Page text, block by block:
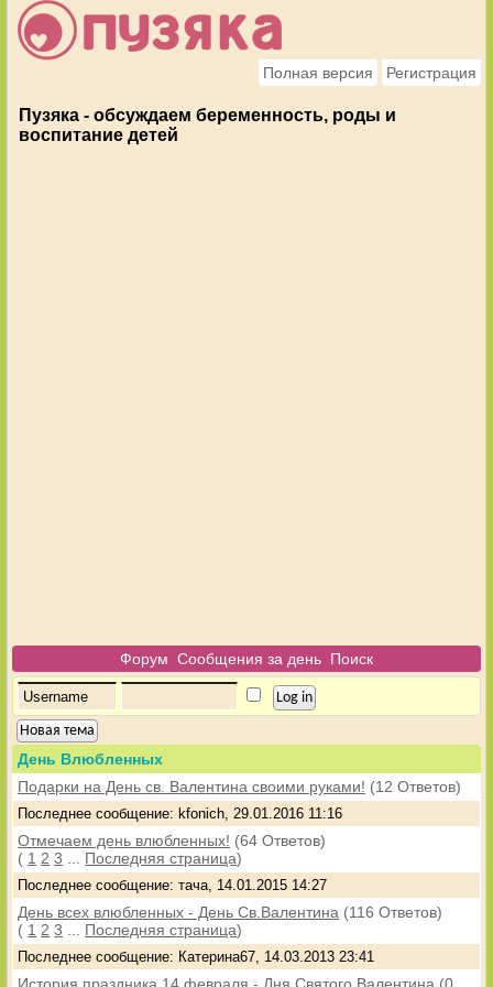
Полная версия Регистрация
Пузяка - обсуждаем беременность, роды и
воспитание детей
Форум Сообщения за день Поиск
Новая тема
День Влюбленных
Подарки на День св. Валентина своими руками! (12 Ответов)
Последнее сообщение: kfonich, 29.01.2016 11:16
Отмечаем день влюбленных! (64 Ответов)
( 1 2 3 Последняя страница)
Последнее сообщение: тача, 14.01.2015 14:27
День всех влюбленных - День Св.Валентина (116 Ответов)
( 1 2 3 Последняя страница)
Последнее сообщение: Катерина67, 14.03.2013 23:41